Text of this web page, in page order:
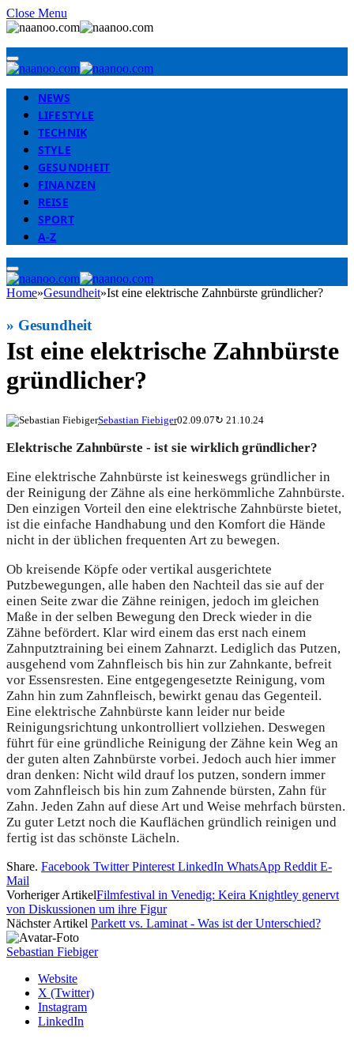
Close Menu
NEWS
LIFESTYLE
TECHNIK
STYLE
GESUNDHEIT
FINANZEN
REISE
SPORT
A-Z
Home»Gesundheit»Ist eine elektrische Zahnbürste gründlicher?
Ist eine elektrische Zahnbürste
gründlicher?
» Gesundheit
Sebastian Fiebiger02.09.07↻ 21.10.24
Elektrische Zahnbürste - ist sie wirklich gründlicher?
Eine elektrische Zahnbürste ist keineswegs gründlicher in
der Reinigung der Zähne als eine herkömmliche Zahnbürste.
Den einzigen Vorteil den eine elektrische Zahnbürste bietet,
ist die einfache Handhabung und den Komfort die Hände
nicht in der üblichen frequenten Art zu bewegen.
Ob kreisende Köpfe oder vertikal ausgerichtete
Putzbewegungen, alle haben den Nachteil das sie auf der
einen Seite zwar die Zähne reinigen, jedoch im gleichen
Maße in der selben Bewegung den Dreck wieder in die
Zähne befördert. Klar wird einem das erst nach einem
Zahnputztraining bei einem Zahnarzt. Lediglich das Putzen,
ausgehend vom Zahnfleisch bis hin zur Zahnkante, befreit
vor Essensresten. Eine entgegengesetzte Reinigung, vom
Zahn hin zum Zahnfleisch, bewirkt genau das Gegenteil.
Eine elektrische Zahnbürste kann leider nur beide
Reinigungsrichtung unkontrolliert vollziehen. Deswegen
führt für eine gründliche Reinigung der Zähne kein Weg an
der guten alten Zahnbürste vorbei. Jedoch auch hier immer
dran denken: Nicht wild drauf los putzen, sondern immer
vom Zahnfleisch bis hin zum Zahnende bürsten, Zahn für
Zahn. Jeden Zahn auf diese Art und Weise mehrfach bürsten.
Zu guter Letzt noch die Kauflächen gründlich reinigen und
fertig ist das schönste Lächeln.
Share. Facebook Twitter Pinterest LinkedIn WhatsApp Reddit E-
Mail
Vorheriger ArtikelFilmfestival in Venedig: Keira Knightley genervt
von Diskussionen um ihre Figur
Nächster Artikel Parkett vs. Laminat - Was ist der Unterschied?
Sebastian Fiebiger
Website
X (Twitter)
Instagram
LinkedIn